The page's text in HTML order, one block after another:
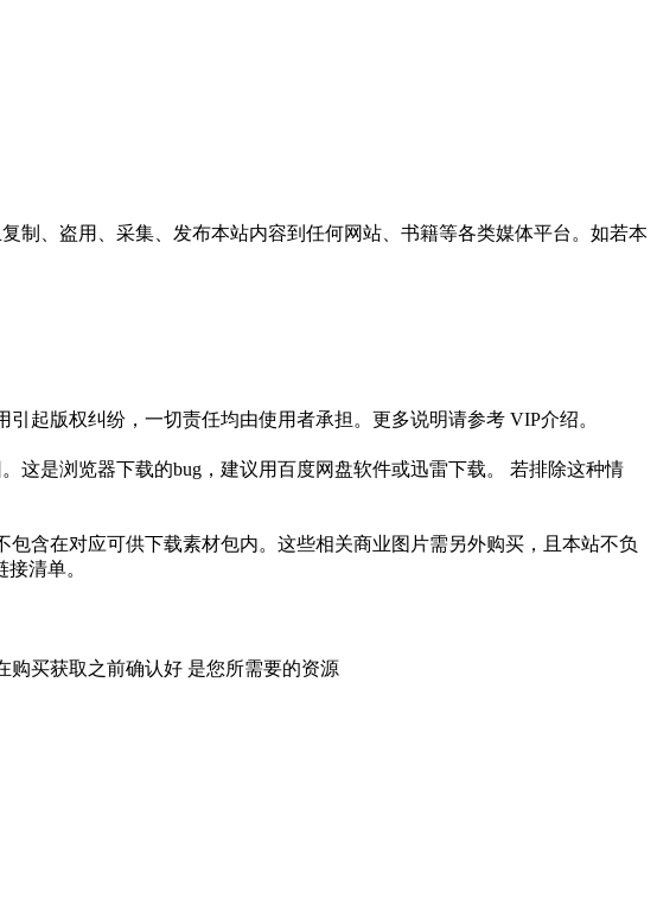
制、盗用、采集、发布本站内容到任何网站、书籍等各类媒体平台。如若本
起版权纠纷，一切责任均由使用者承担。更多说明请参考 VIP介绍。
这是浏览器下载的bug，建议用百度网盘软件或迅雷下载。 若排除这种情
含在对应可供下载素材包内。这些相关商业图片需另外购买，且本站不负
清单。
购买获取之前确认好 是您所需要的资源